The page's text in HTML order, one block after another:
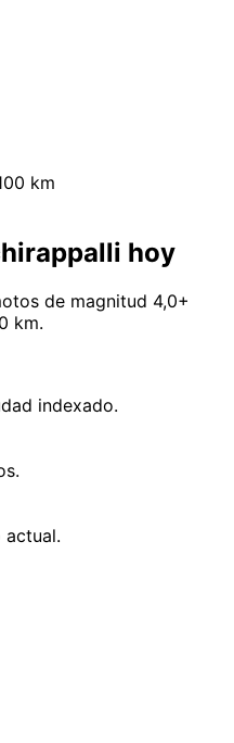
km
hoy
de magnitud 4,0+
km.
indexado.
actual.